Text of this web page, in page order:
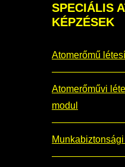
SPECIÁLIS
KÉPZÉSEK
Atomerőmű
Atomerőművi
modul